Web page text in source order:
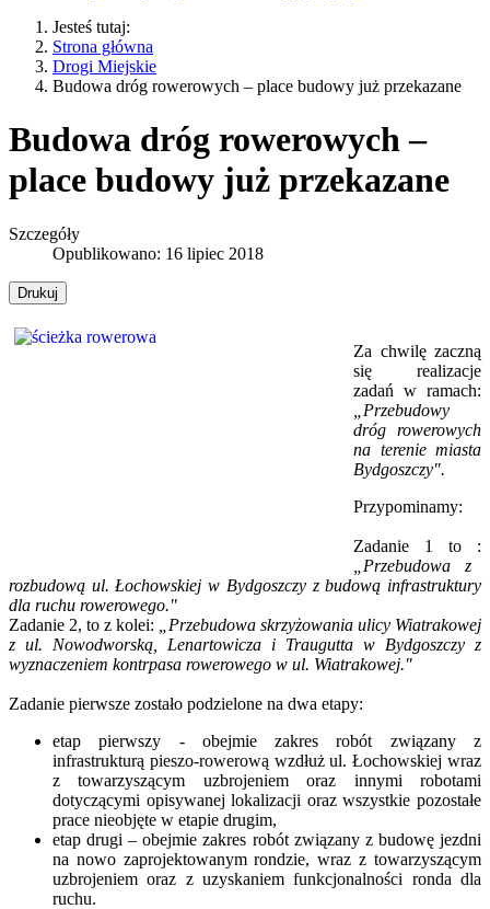
Jesteś tutaj:
Strona główna
Drogi Miejskie
Budowa dróg rowerowych – place budowy już przekazane
Budowa dróg rowerowych –
place budowy już przekazane
Szczegóły
Opublikowano: 16 lipiec 2018
Drukuj
Za chwilę zaczną
się realizacje
zadań w ramach:
„Przebudowy
dróg rowerowych
na terenie miasta
Bydgoszczy".
Przypominamy:
Zadanie 1 to :
„Przebudowa z
rozbudową ul. Łochowskiej w Bydgoszczy z budową infrastruktury
dla ruchu rowerowego."
Zadanie 2, to z kolei:
„Przebudowa skrzyżowania ulicy Wiatrakowej
z ul. Nowodworską, Lenartowicza i Traugutta w Bydgoszczy z
wyznaczeniem kontrpasa rowerowego w ul. Wiatrakowej."
Zadanie pierwsze zostało podzielone na dwa etapy:
etap pierwszy - obejmie zakres robót związany z
infrastrukturą pieszo-rowerową wzdłuż ul. Łochowskiej wraz
z towarzyszącym uzbrojeniem oraz innymi robotami
dotyczącymi opisywanej lokalizacji oraz wszystkie pozostałe
prace nieobjęte w etapie drugim,
etap drugi – obejmie zakres robót związany z budowę jezdni
na nowo zaprojektowanym rondzie, wraz z towarzyszącym
uzbrojeniem oraz z uzyskaniem funkcjonalności ronda dla
ruchu.